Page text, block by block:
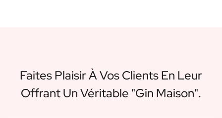
Cadeau Fête des Mères
Cadeau Jour de la Secrétaire
Faites Plaisir À Vos Clients En Leur
Offrant Un Véritable "Gin Maison".